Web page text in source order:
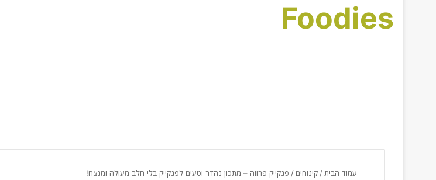
Foodies
עמוד הבית / קינוחים / פנקייק פרווה – מתכון נהדר וטעים לפנקייק בלי חלב מעולה ומנצח!